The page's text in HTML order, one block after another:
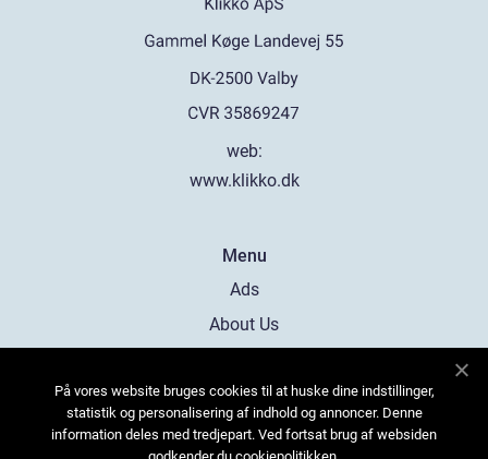
web:
www.klikko.dk
Menu
Ads
About Us
Contact
Sitemap
På vores website bruges cookies til at huske dine indstillinger,
statistik og personalisering af indhold og annoncer. Denne
information deles med tredjepart. Ved fortsat brug af websiden